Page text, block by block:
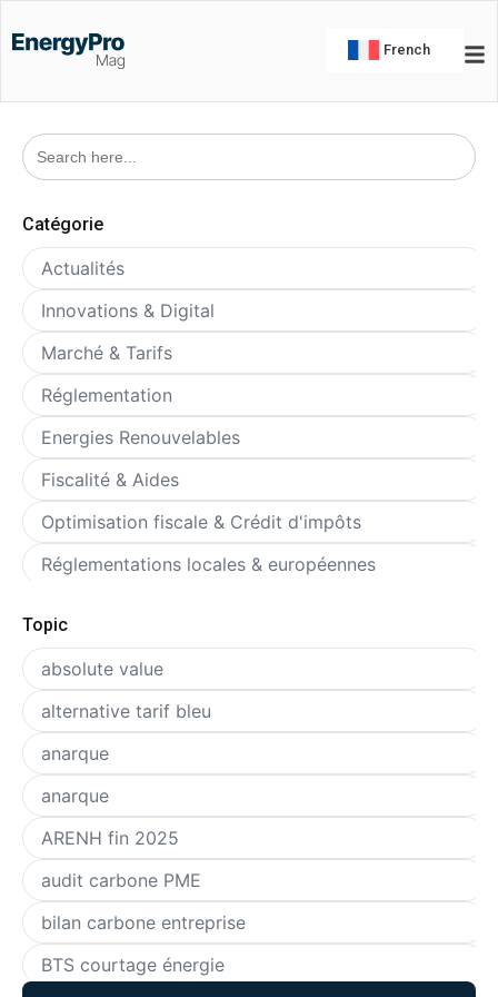
French
Search
for:
Catégorie
Actualités
Innovations & Digital
Marché & Tarifs
Réglementation
Energies Renouvelables
Fiscalité & Aides
Optimisation fiscale & Crédit d'impôts
Réglementations locales & européennes
Interviews & Analyses
Courtiers
Décideurs PME
Etudes de cas & success stories
Experts & Consultants énergie
Marché de l'énergie
Eléctricité
Gaz
Marché Européens
Topic
absolute value
alternative tarif bleu
anarque
anarque
ARENH fin 2025
audit carbone PME
bilan carbone entreprise
BTS courtage énergie